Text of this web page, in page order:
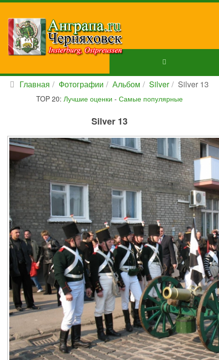
Главная Фотографии Альбом Silver Silver 13
TOP 20: Лучшие оценки - Самые популярные
Silver 13